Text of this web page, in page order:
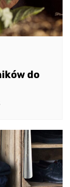
do